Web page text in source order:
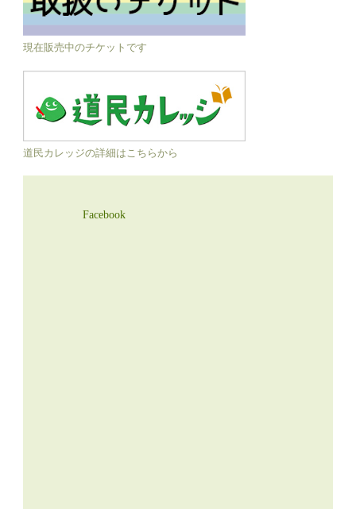
現在販売中のチケットです
道民カレッジの詳細はこちらから
Facebook